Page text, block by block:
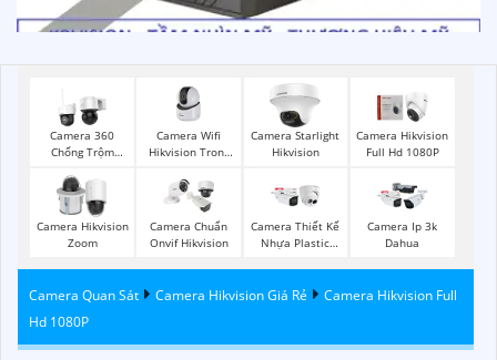
Camera 360
Chống Trộm
Camera Wifi
Hikvision Trong
Camera Starlight
Hikvision
Camera Hikvision
Full Hd 1080P
Camera Hikvision
Zoom
Camera Chuẩn
Onvif Hikvision
Camera Thiết Kế
Nhựa Plastic
Camera Ip 3k
Dahua
Camera Quan Sát Camera Hikvision Giá Rẻ
Camera Hikvision Full
Hd 1080P